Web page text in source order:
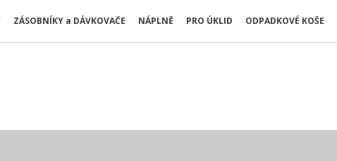
ZÁSOBNÍKY a DÁVKOVAČE NÁPLNĚ PRO ÚKLID ODPADKOVÉ KOŠE